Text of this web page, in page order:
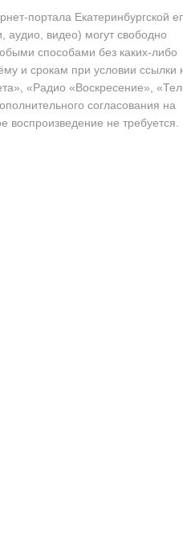
портала Екатеринбургской
аудио, видео) могут свободно
способами без каких-либо
и срокам при условии ссылки
«Радио «Воскресение»,
согласования на
воспроизведение не требуется.